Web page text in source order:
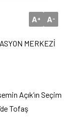
A+ A-
MERKEZİ
Açık’ın Seçim
Tofaş